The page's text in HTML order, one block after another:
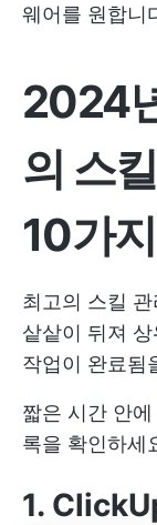
웨어를 원합니
2024
의 스
10가
최고의 스킬
샅샅이 뒤져
작업이 완료됨
짧은 시간 안
록을 확인하세
1.